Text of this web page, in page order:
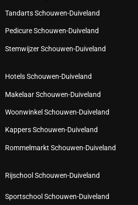
Tandarts Schouwen-Duiveland
Pedicure Schouwen-Duiveland
Stemwijzer Schouwen-Duiveland
Hotels Schouwen-Duiveland
Makelaar Schouwen-Duiveland
Woonwinkel Schouwen-Duiveland
Kappers Schouwen-Duiveland
Rommelmarkt Schouwen-Duiveland
Rijschool Schouwen-Duiveland
Sportschool Schouwen-Duiveland